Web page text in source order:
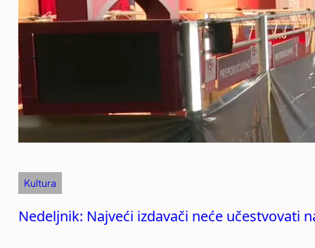
Kultura
Nedeljnik: Najveći izdavači neće učestvovati